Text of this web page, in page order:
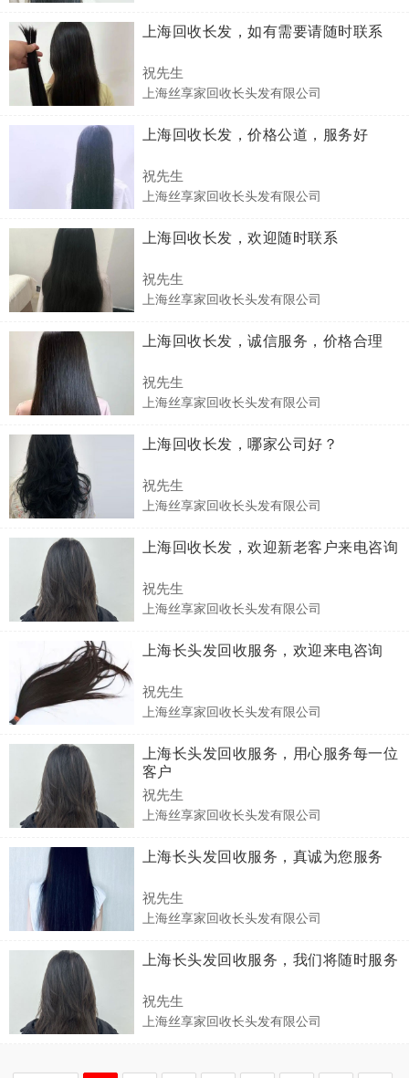
上海回收长发，如有需要请随时联系
祝先生
上海丝享家回收长头发有限公司
上海回收长发，价格公道，服务好
祝先生
上海丝享家回收长头发有限公司
上海回收长发，欢迎随时联系
祝先生
上海丝享家回收长头发有限公司
上海回收长发，诚信服务，价格合理
祝先生
上海丝享家回收长头发有限公司
上海回收长发，哪家公司好？
祝先生
上海丝享家回收长头发有限公司
上海回收长发，欢迎新老客户来电咨询
祝先生
上海丝享家回收长头发有限公司
上海长头发回收服务，欢迎来电咨询
祝先生
上海丝享家回收长头发有限公司
上海长头发回收服务，用心服务每一位
客户
祝先生
上海丝享家回收长头发有限公司
上海长头发回收服务，真诚为您服务
祝先生
上海丝享家回收长头发有限公司
上海长头发回收服务，我们将随时服务
祝先生
上海丝享家回收长头发有限公司